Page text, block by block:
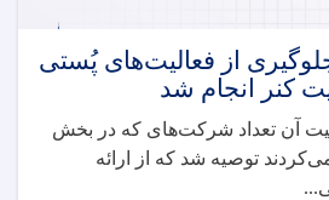
از فعالیت‌های پُستی
کنر انجام شد
آن تعداد شرکت‌های که در بخش
توصیه شد که از ارائه